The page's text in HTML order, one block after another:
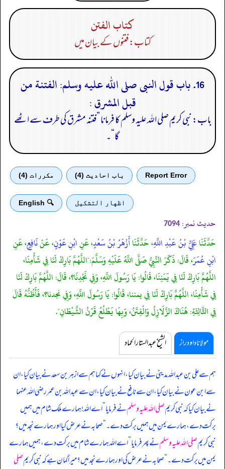
كتاب الفتن
کتاب: فتنوں کے بیان میں
16. باب قول النبى صلى الله عليه وسلم: الفتنة من
قبل المشرق :
باب: نبی کریم صلی اللہ علیہ وسلم کا فرمانا ”فتنہ مشرق کی طرف سے اٹھے
گا“۔
Report Error باب احادیث (4) مكررات (4)
اظهار التشكيل 🔍 English
حدیث نمبر: 7094
حَدَّثَنَاعَلِيُّ بْنُ عَبْدِ اللَّهِ، حَدَّثَنَاأَزْهَرُ بْنُ سَعْدٍ، عَنِابْنِ عَوْنٍ، عَنْنَافِعٍ، عَنِ
ابْنِ عُمَرَ، قَالَ: ذَكَرَ النَّبِيُّ صَلَّى اللَّهُ عَلَيْهِ وَسَلَّمَ:"اللَّهُمَّ بَارِكْ لَنَا فِي شَأْمِنَا،
اللَّهُمَّ بَارِكْ لَنَا فِي يَمَنِنَا، قَالُوا: يَا رَسُولَ اللَّهِ، وَفِي نَجْدِنَا؟، قَالَ: اللَّهُمَّ بَارِكْ لَنَا
فِي شَأْمِنَا، اللَّهُمَّ بَارِكْ لَنَا فِي يمننا، قَالُوا: يَا رَسُولَ اللَّهِ، وَفِي نجدنا؟، فَأَظُنُّهُ قَالَ
فِي الثَّالِثَةِ: هُنَاكَ الزَّلَازِلُ وَالْفِتَنُ، وَبِهَا يَطْلُعُ قَرْنُ الشَّيْطَانِ".
مولانا داود راز الشیخ عبدالستار الحماد
ہم سے علی بن عبداللہ مدینی نے بیان کیا، انہوں نے کہا ہم سے ازہر بن سعد نے بیان کیا، ان
سے ابن عون نے بیان کیا، ان سے نافع نے بیان کیا، ان سے عبداللہ بن عمر رضی اللہ عنہما
نے بیان کیا کہنبی کریمصلی اللہ علیہ وسلمنے فرمایا”اے اللہ! ہمارے ملک شام میں ہمیں
برکت دے، ہمارے یمن میں ہمیں برکت دے۔“صحابہ نے عرض کیا اور ہمارے نجد میں؟
نبی کریمصلی اللہ علیہ وسلمنے پھر فرمایا”اے اللہ ہمارے شام میں برکت دے، ہمیں ہمارے
یمن میں برکت دے۔“صحابہ نے عرض کی اور ہمارے نجد میں؟ میرا گمان ہے کہ نبی کریمصلی